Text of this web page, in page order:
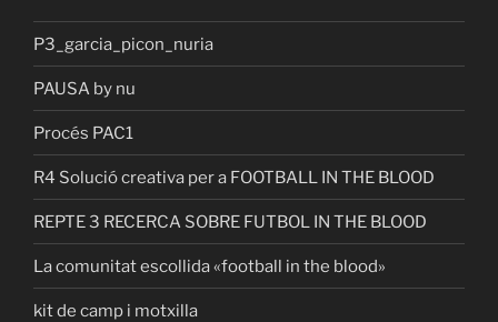
P3_garcia_picon_nuria
PAUSA by nu
Procés PAC1
R4 Solució creativa per a FOOTBALL IN THE BLOOD
REPTE 3 RECERCA SOBRE FUTBOL IN THE BLOOD
La comunitat escollida «football in the blood»
kit de camp i motxilla